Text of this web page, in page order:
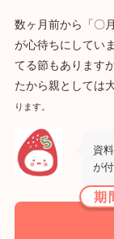
数ヶ月前から「〇
が心待ちにしてい
てる節もあります
たから親としては
ります。
資
が
期